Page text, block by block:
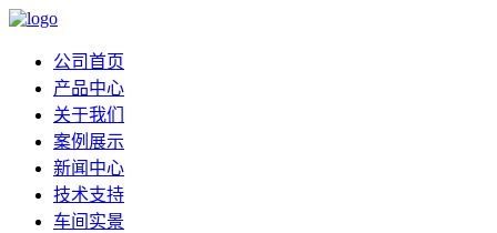
公司首页
产品中心
关于我们
案例展示
新闻中心
技术支持
车间实景